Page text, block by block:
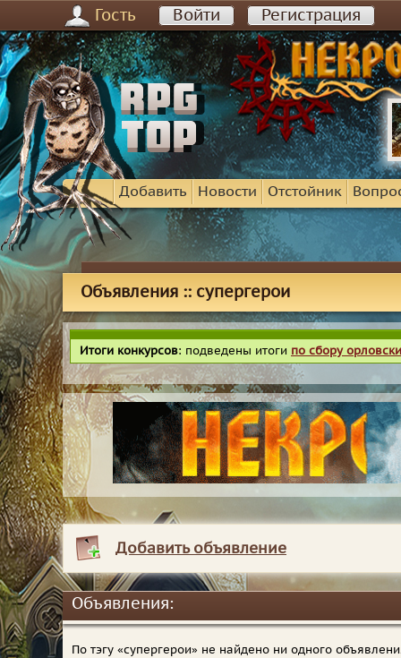
Гость Войти Регистрация
Добавить Новости Отстойник
Объявления :: супергерои
Итоги конкурсов: подведены итоги по сбору
Добавить объявление
Объявления:
По тэгу «супергерои» не найдено ни одного